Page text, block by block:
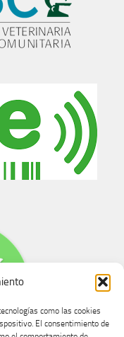
como las cookies
El consentimiento de